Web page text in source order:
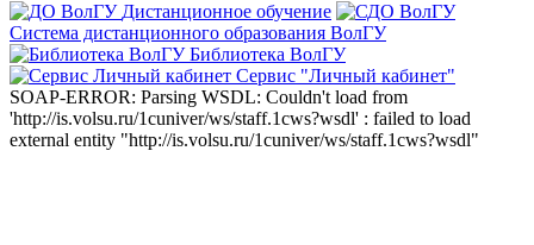
Дистанционное обучение
Система дистанционного образования ВолГУ
Библиотека ВолГУ
Сервис "Личный кабинет"
SOAP-ERROR: Parsing WSDL: Couldn't load from
'http://is.volsu.ru/1cuniver/ws/staff.1cws?wsdl' : failed to load
external entity "http://is.volsu.ru/1cuniver/ws/staff.1cws?wsdl"